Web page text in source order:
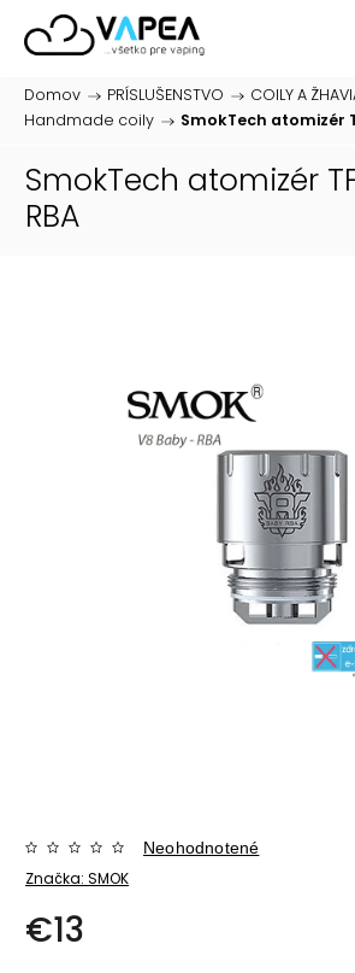
Domov / PRÍSLUŠENSTVO / COILY A
Handmade coily / SmokTech atomizér
SmokTech atomizér
RBA
Značka: SMOK
Neohodnotené
€13